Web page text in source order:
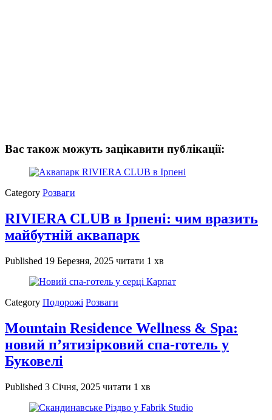
Вас також можуть зацікавити публікації:
Category Розваги
RIVIERA CLUB в Ірпені: чим вразить
майбутній аквапарк
Published 19 Березня, 2025 читати 1 хв
Category Подорожі Розваги
Mountain Residence Wellness & Spa:
новий п’ятизірковий спа-готель у
Буковелі
Published 3 Січня, 2025 читати 1 хв